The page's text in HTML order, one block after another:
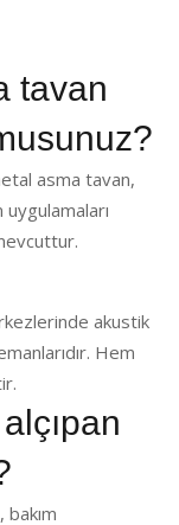
tavan
asma tavan,
akustik
Hem